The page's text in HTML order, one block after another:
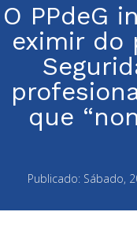
O PPdeG
eximir do
que
Publicado: Sábado,